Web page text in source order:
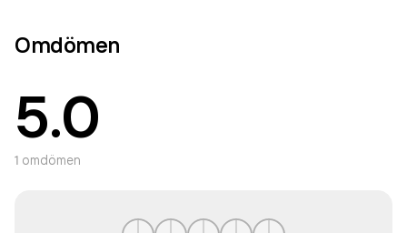
Omdömen
5.0
1 omdömen